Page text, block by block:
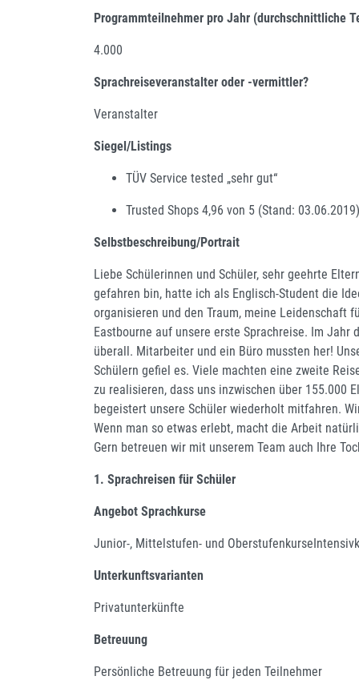
Programmteilnehmer pro Jahr (durchschnittliche
4.000
Sprachreiseveranstalter oder -vermittler?
Veranstalter
Siegel/Listings
TÜV Service tested „sehr gut“
Trusted Shops 4,96 von 5 (Stand: 03.06.2019)
Selbstbeschreibung/Portrait
Liebe Schülerinnen und Schüler, sehr geehrte
gefahren bin, hatte ich als Englisch-Student die
organisieren und den Traum, meine Leidenschaft
Eastbourne auf unsere erste Sprachreise. Im
überall. Mitarbeiter und ein Büro mussten her!
Schülern gefiel es. Viele machten eine zweite
zu realisieren, dass uns inzwischen über 155.000
begeistert unsere Schüler wiederholt mitfahren.
Wenn man so etwas erlebt, macht die Arbeit
Gern betreuen wir mit unserem Team auch Ihre
1. Sprachreisen für Schüler
Angebot Sprachkurse
Junior-, Mittelstufen- und
Unterkunftsvarianten
Privatunterkünfte
Betreuung
Persönliche Betreuung für jeden Teilnehmer